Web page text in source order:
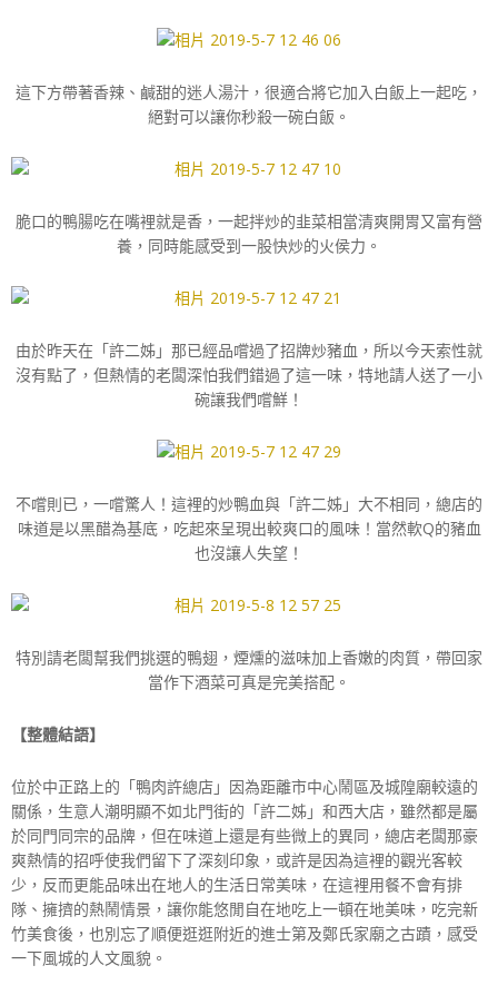
這下方帶著香辣、鹹甜的迷人湯汁，很適合將它加入白飯上一起吃，
絕對可以讓你秒殺一碗白飯。
脆口的鴨腸吃在嘴裡就是香，一起拌炒的韭菜相當清爽開胃又富有營
養，同時能感受到一股快炒的火侯力。
由於昨天在「許二姊」那已經品嚐過了招牌炒豬血，所以今天索性就
沒有點了，但熱情的老闆深怕我們錯過了這一味，特地請人送了一小
碗讓我們嚐鮮！
不嚐則已，一嚐驚人！這裡的炒鴨血與「許二姊」大不相同，總店的
味道是以黑醋為基底，吃起來呈現出較爽口的風味！當然軟Q的豬血
也沒讓人失望！
特別請老闆幫我們挑選的鴨翅，煙燻的滋味加上香嫩的肉質，帶回家
當作下酒菜可真是完美搭配。
【整體結語】
位於中正路上的「鴨肉許總店」因為距離市中心鬧區及城隍廟較遠的
關係，生意人潮明顯不如北門街的「許二姊」和西大店，雖然都是屬
於同門同宗的品牌，但在味道上還是有些微上的異同，總店老闆那豪
爽熱情的招呼使我們留下了深刻印象，或許是因為這裡的觀光客較
少，反而更能品味出在地人的生活日常美味，在這裡用餐不會有排
隊、擁擠的熱鬧情景，讓你能悠閒自在地吃上一頓在地美味，吃完新
竹美食後，也別忘了順便逛逛附近的進士第及鄭氏家廟之古蹟，感受
一下風城的人文風貌。